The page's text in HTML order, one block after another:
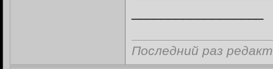
Последний раз